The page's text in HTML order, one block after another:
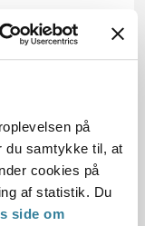
på
du samtykke til, at
cookies på
af statistik. Du
side om